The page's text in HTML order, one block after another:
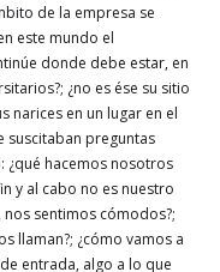
de la empresa se
este mundo el
donde debe estar, en
¿no es ése su sitio
narices en un lugar en el
suscitaban preguntas
¿qué hacemos nosotros
y al cabo no es nuestro
sentimos cómodos?;
llaman?; ¿cómo vamos a
entrada, algo a lo que